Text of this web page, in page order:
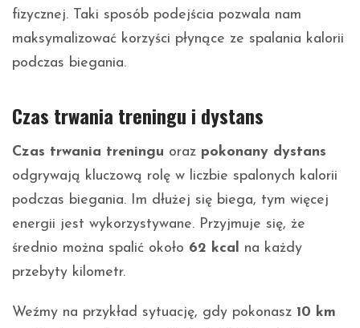
fizycznej. Taki sposób podejścia pozwala nam
maksymalizować korzyści płynące ze spalania kalorii
podczas biegania.
Czas trwania treningu i dystans
Czas trwania treningu oraz pokonany dystans
odgrywają kluczową rolę w liczbie spalonych kalorii
podczas biegania. Im dłużej się biega, tym więcej
energii jest wykorzystywane. Przyjmuje się, że
średnio można spalić około 62 kcal na każdy
przebyty kilometr.
Weźmy na przykład sytuację, gdy pokonasz 10 km